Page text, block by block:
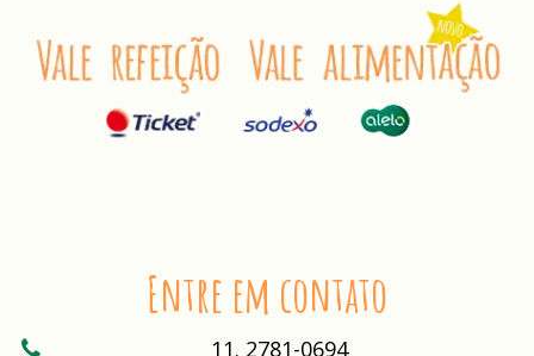
Entre em contato
11. 2781-0694